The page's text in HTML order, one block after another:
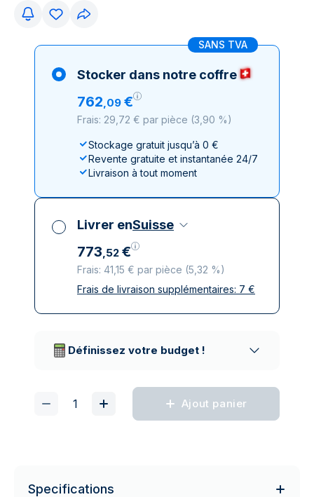
SANS TVA
Stocker dans notre coffre
762,09 €
Frais: 29,72 € par pièce (3,90 %)
Stockage gratuit jusqu’à 0 €
Revente gratuite et instantanée 24/7
Livraison à tout moment
Livrer enSuisse
773,52 €
Frais: 41,15 € par pièce (5,32 %)
Toutes taxes comprises
Frais de livraison supplémentaires: 7 €
Définissez votre budget !
Ajout panier
Specifications